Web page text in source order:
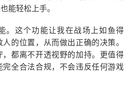
能轻松上手。
。这个功能让我在战场上如鱼得
的位置，从而做出正确的决策。
都离不开透视野的加持。更值得
全合法合规，不会违反任何游戏